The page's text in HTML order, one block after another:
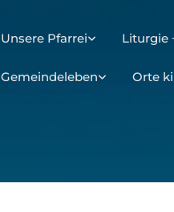
Unsere Pfarrei Liturgie
Gemeindeleben Orte